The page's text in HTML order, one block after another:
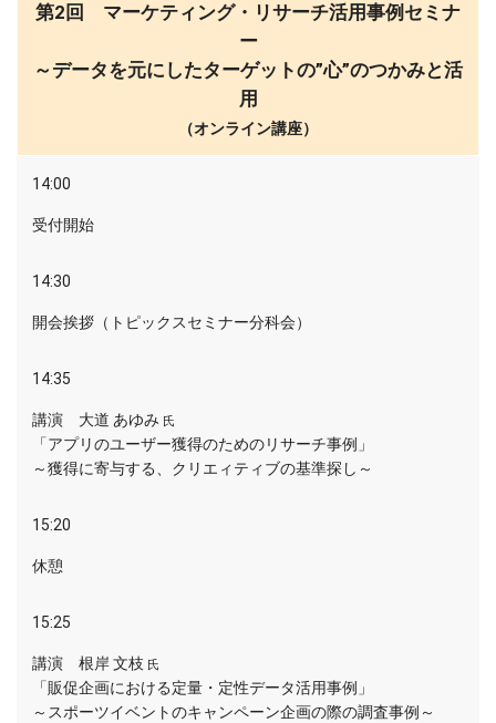
第2回 マーケティング・リサーチ活用事例セミナ
ー
～データを元にしたターゲットの”心”のつかみと活
用
（オンライン講座）
14:00
受付開始
14:30
開会挨拶（トピックスセミナー分科会）
14:35
講演 大道 あゆみ 氏
「アプリのユーザー獲得のためのリサーチ事例」
～獲得に寄与する、クリエィティブの基準探し～
15:20
休憩
15:25
講演 根岸 文枝 氏
「販促企画における定量・定性データ活用事例」
～スポーツイベントのキャンペーン企画の際の調査事例～